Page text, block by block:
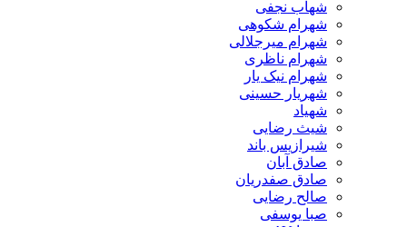
شهاب نجفی
شهرام شکوهی
شهرام میرجلالی
شهرام ناظری
شهرام نیک یار
شهریار حسینی
شهیاد
شیث رضایی
شیرازیس باند
صادق آبان
صادق صفدریان
صالح رضایی
صبا یوسفی